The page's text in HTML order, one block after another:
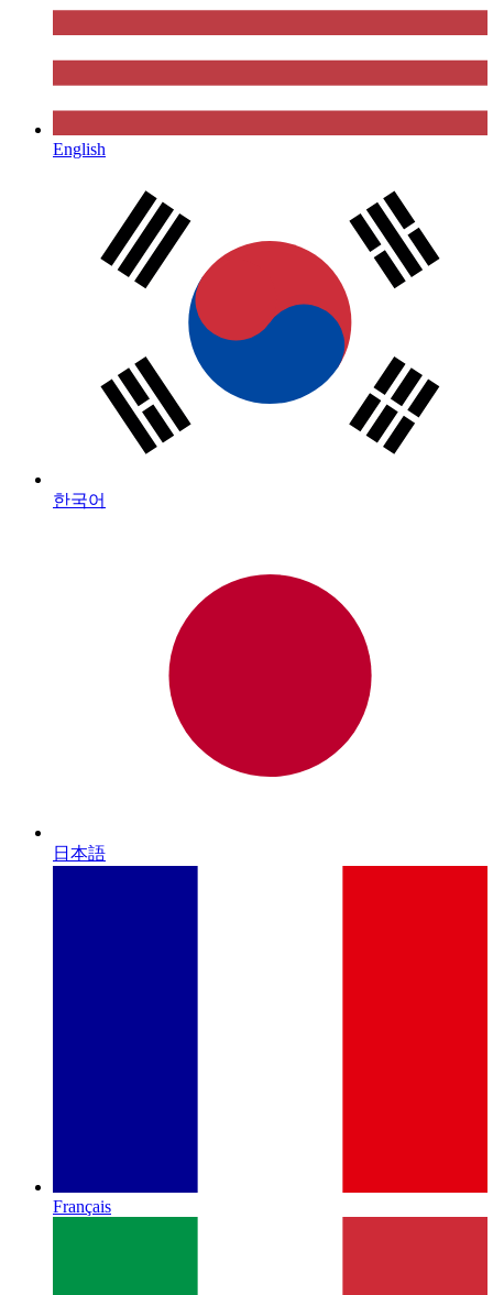
English
한국어
日本語
Français